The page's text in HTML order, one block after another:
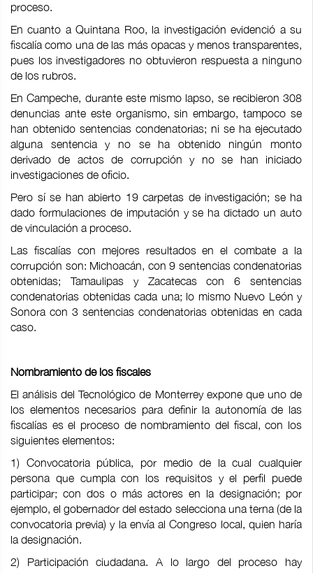
proceso.
En cuanto a Quintana Roo, la investigación evidenció a su
fiscalía como una de las más opacas y menos transparentes,
pues los investigadores no obtuvieron respuesta a ninguno
de los rubros.
En Campeche, durante este mismo lapso, se recibieron 308
denuncias ante este organismo, sin embargo, tampoco se
han obtenido sentencias condenatorias; ni se ha ejecutado
alguna sentencia y no se ha obtenido ningún monto
derivado de actos de corrupción y no se han iniciado
investigaciones de oficio.
Pero sí se han abierto 19 carpetas de investigación; se ha
dado formulaciones de imputación y se ha dictado un auto
de vinculación a proceso.
Las fiscalías con mejores resultados en el combate a la
corrupción son: Michoacán, con 9 sentencias condenatorias
obtenidas; Tamaulipas y Zacatecas con 6 sentencias
condenatorias obtenidas cada una; lo mismo Nuevo León y
Sonora con 3 sentencias condenatorias obtenidas en cada
caso.
Nombramiento de los fiscales
El análisis del Tecnológico de Monterrey expone que uno de
los elementos necesarios para definir la autonomía de las
fiscalías es el proceso de nombramiento del fiscal, con los
siguientes elementos:
1) Convocatoria pública, por medio de la cual cualquier
persona que cumpla con los requisitos y el perfil puede
participar; con dos o más actores en la designación; por
ejemplo, el gobernador del estado selecciona una terna (de la
convocatoria previa) y la envía al Congreso local, quien haría
la designación.
2) Participación ciudadana. A lo largo del proceso hay